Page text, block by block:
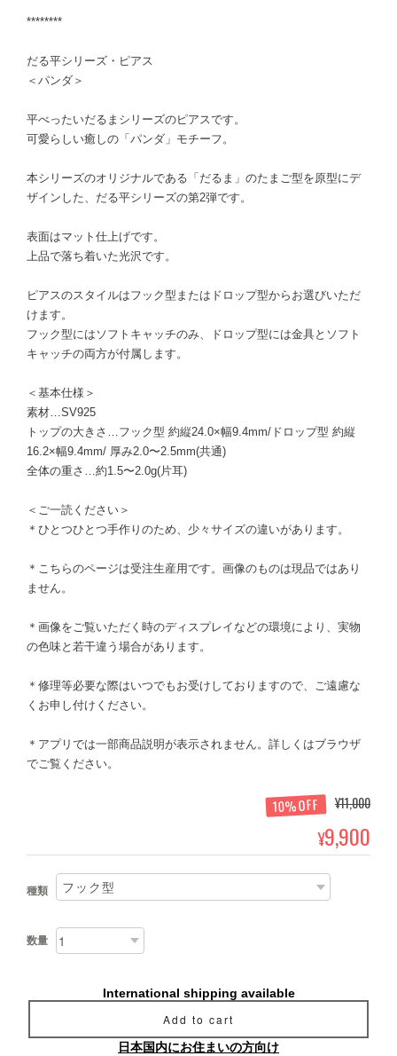
********
だる平シリーズ・ピアス
＜パンダ＞
平べったいだるまシリーズのピアスです。
可愛らしい癒しの「パンダ」モチーフ。
本シリーズのオリジナルである「だるま」のたまご型を原型にデ
ザインした、だる平シリーズの第2弾です。
表面はマット仕上げです。
上品で落ち着いた光沢です。
ピアスのスタイルはフック型またはドロップ型からお選びいただ
けます。
フック型にはソフトキャッチのみ、ドロップ型には金具とソフト
キャッチの両方が付属します。
＜基本仕様＞
素材…SV925
トップの大きさ…フック型 約縦24.0×幅9.4mm/ドロップ型 約縦
16.2×幅9.4mm/ 厚み2.0〜2.5mm(共通)
全体の重さ…約1.5〜2.0g(片耳)
＜ご一読ください＞
＊ひとつひとつ手作りのため、少々サイズの違いがあります。
＊こちらのページは受注生産用です。画像のものは現品ではあり
ません。
＊画像をご覧いただく時のディスプレイなどの環境により、実物
の色味と若干違う場合があります。
＊修理等必要な際はいつでもお受けしておりますので、ご遠慮な
くお申し付けください。
＊アプリでは一部商品説明が表示されません。詳しくはブラウザ
でご覧ください。
10%OFF ¥11,000
¥9,900
種類
数量
International shipping available
Add to cart
日本国内にお住まいの方向け